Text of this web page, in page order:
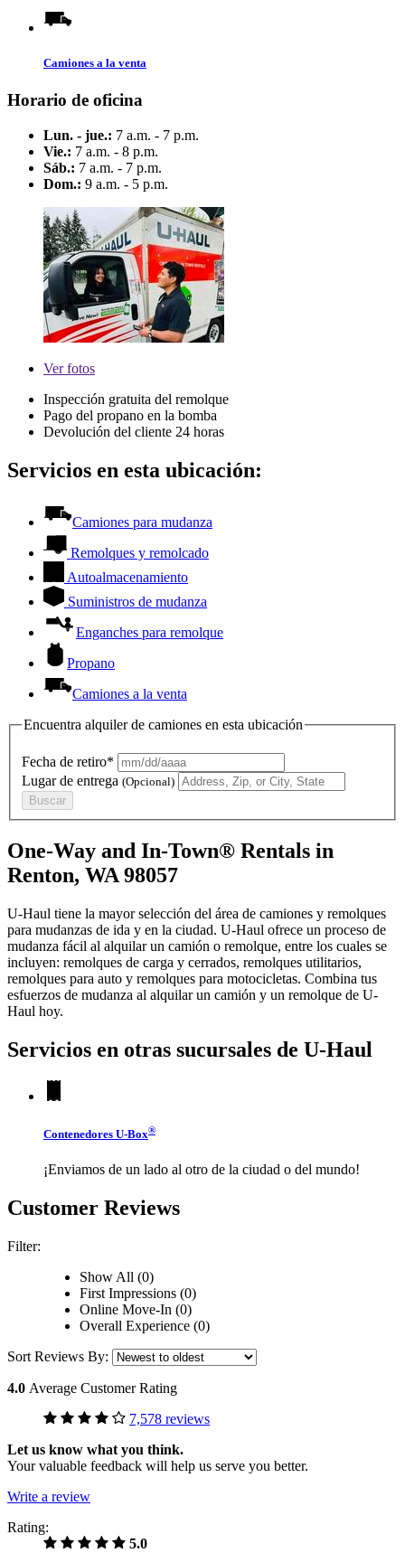
Camiones a la venta
Horario de oficina
Lun. - jue.: 7 a.m. - 7 p.m.
Vie.: 7 a.m. - 8 p.m.
Sáb.: 7 a.m. - 7 p.m.
Dom.: 9 a.m. - 5 p.m.
Verfotos
Inspección gratuita del remolque
Pago del propano en la bomba
Devolución del cliente 24 horas
Servicios en esta ubicación:
Camiones para mudanza
Remolques y remolcado
Autoalmacenamiento
Suministros de mudanza
Enganches para remolque
Propano
Camiones a la venta
Encuentra alquiler de camiones en esta ubicación
Fecha de retiro*
Lugar de entrega (Opcional)
Buscar
One-Way and In-Town® Rentals in
Renton, WA 98057
U-Haul tiene la mayor selección del área de camiones y remolques
para mudanzas de ida y en la ciudad. U-Haul ofrece un proceso de
mudanza fácil al alquilar un camión o remolque, entre los cuales se
incluyen: remolques de carga y cerrados, remolques utilitarios,
remolques para auto y remolques para motocicletas. Combina tus
esfuerzos de mudanza al alquilar un camión y un remolque de U-
Haul hoy.
Servicios en otras sucursales de U-Haul
Contenedores U-Box®
¡Enviamos de un lado al otro de la ciudad o del mundo!
Customer Reviews
Filter:
Show All (0)
First Impressions (0)
Online Move-In (0)
Overall Experience (0)
Sort Reviews By:
4.0 Average Customer Rating
7,578 reviews
Let us know what you think.
Your valuable feedback will help us serve you better.
Write a review
Rating:
5.0